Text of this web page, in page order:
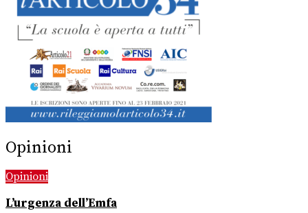
Opinioni
Opinioni
L’urgenza dell’Emfa